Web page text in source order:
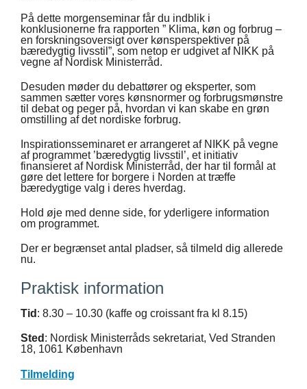
På dette morgenseminar får du indblik i
konklusionerne fra rapporten ” Klima, køn og forbrug –
en forskningsoversigt over kønsperspektiver på
bæredygtig livsstil”, som netop er udgivet af NIKK på
vegne af Nordisk Ministerråd.
Desuden møder du debattører og eksperter, som
sammen sætter vores kønsnormer og forbrugsmønstre
til debat og peger på, hvordan vi kan skabe en grøn
omstilling af det nordiske forbrug.
Inspirationsseminaret er arrangeret af NIKK på vegne
af programmet ’bæredygtig livsstil’, et initiativ
finansieret af Nordisk Ministerråd, der har til formål at
gøre det lettere for borgere i Norden at træffe
bæredygtige valg i deres hverdag.
Hold øje med denne side, for yderligere information
om programmet.
Der er begrænset antal pladser, så tilmeld dig allerede
nu.
Praktisk information
Tid : 8.30 – 10.30 (kaffe og croissant fra kl 8.15)
Sted : Nordisk Ministerråds sekretariat, Ved Stranden
18, 1061 København
Tilmelding